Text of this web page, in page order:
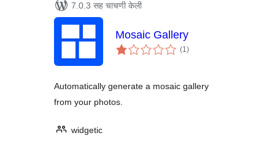
7.0.3 सह चाचणी केली
Mosaic Gallery
(1एकूण
मूल्यांकन
)
Automatically generate a mosaic gallery
from your photos.
widgetic